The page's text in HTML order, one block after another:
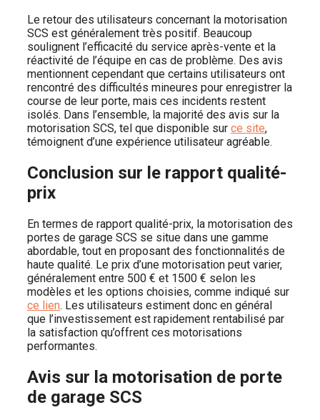
Le retour des utilisateurs concernant la motorisation
SCS est généralement très positif. Beaucoup
soulignent l’efficacité du service après-vente et la
réactivité de l’équipe en cas de problème. Des avis
mentionnent cependant que certains utilisateurs ont
rencontré des difficultés mineures pour enregistrer la
course de leur porte, mais ces incidents restent
isolés. Dans l’ensemble, la majorité des avis sur la
motorisation SCS, tel que disponible sur ce site,
témoignent d’une expérience utilisateur agréable.
Conclusion sur le rapport qualité-
prix
En termes de rapport qualité-prix, la motorisation des
portes de garage SCS se situe dans une gamme
abordable, tout en proposant des fonctionnalités de
haute qualité. Le prix d’une motorisation peut varier,
généralement entre 500 € et 1500 € selon les
modèles et les options choisies, comme indiqué sur
ce lien. Les utilisateurs estiment donc en général
que l’investissement est rapidement rentabilisé par
la satisfaction qu’offrent ces motorisations
performantes.
Avis sur la motorisation de porte
de garage SCS